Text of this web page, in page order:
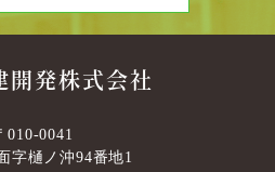
開発株式会社
010-0041
字樋ノ沖94番地1